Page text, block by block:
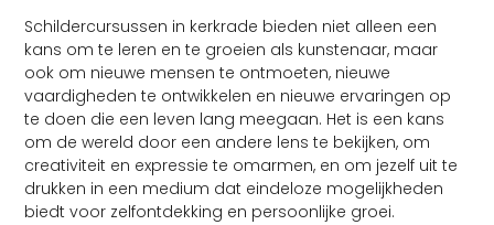
Schildercursussen in kerkrade bieden niet alleen een
kans om te leren en te groeien als kunstenaar, maar
ook om nieuwe mensen te ontmoeten, nieuwe
vaardigheden te ontwikkelen en nieuwe ervaringen op
te doen die een leven lang meegaan. Het is een kans
om de wereld door een andere lens te bekijken, om
creativiteit en expressie te omarmen, en om jezelf uit te
drukken in een medium dat eindeloze mogelijkheden
biedt voor zelfontdekking en persoonlijke groei.